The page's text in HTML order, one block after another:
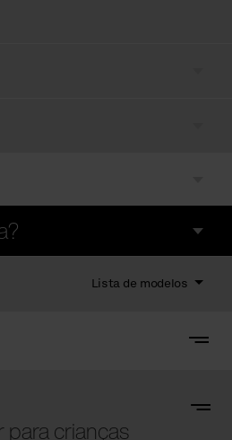
Lista de modelos
para crianças